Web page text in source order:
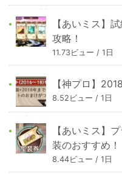
【あいミス】
攻略！
11.73ビュー / 1日
【神プロ】
8.52ビュー / 1日
【あいミス】
装のおすすめ！
8.44ビュー / 1日